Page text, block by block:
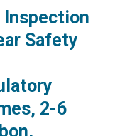
Inspection
Safety
2-6